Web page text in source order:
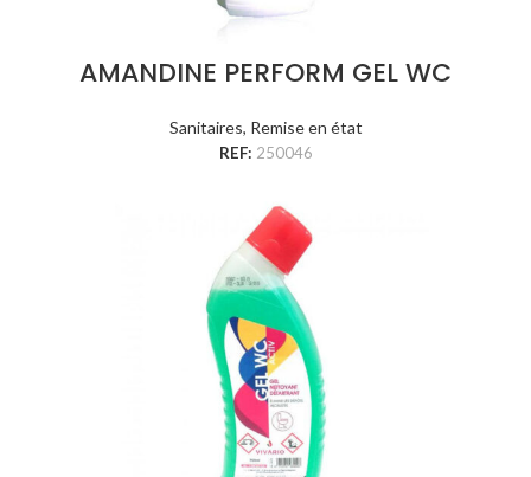
AMANDINE PERFORM GEL WC
Sanitaires, Remise en état
REF: 250046